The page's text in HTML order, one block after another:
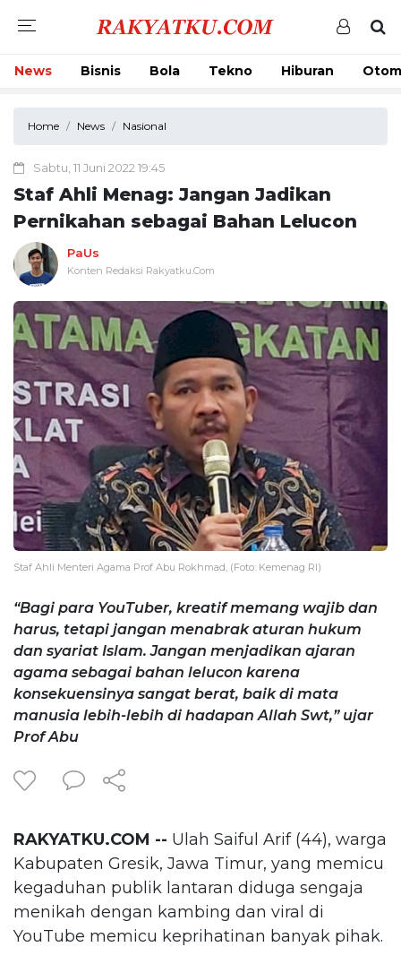
News Bisnis Bola Tekno Hiburan
Home News Nasional
Sabtu, 11 Juni 2022 19:45
Staf Ahli Menag: Jangan Jadikan
Pernikahan sebagai Bahan Lelucon
PaUs
Konten Redaksi Rakyatku.Com
Staf Ahli Menteri Agama Prof Abu Rokhmad, (Foto: Kemenag RI)
“Bagi para YouTuber, kreatif memang wajib dan
harus, tetapi jangan menabrak aturan hukum
dan syariat Islam. Jangan menjadikan ajaran
agama sebagai bahan lelucon karena
konsekuensinya sangat berat, baik di mata
manusia lebih-lebih di hadapan Allah Swt,” ujar
Prof Abu
RAKYATKU.COM -- Ulah Saiful Arif (44), warga
Kabupaten Gresik, Jawa Timur, yang memicu
kegaduhan publik lantaran diduga sengaja
menikah dengan kambing dan viral di
YouTube memicu keprihatinan banyak pihak.